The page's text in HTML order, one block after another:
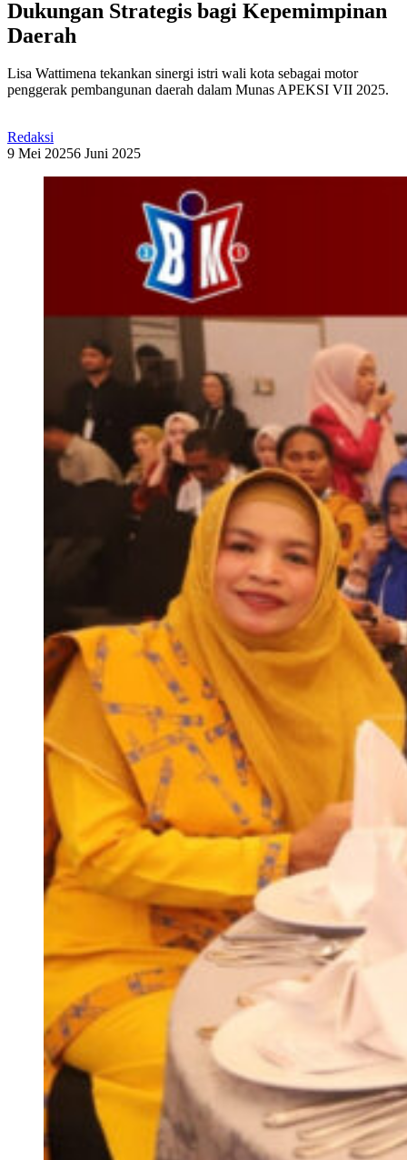
Dukungan Strategis bagi Kepemimpinan
Daerah
Lisa Wattimena tekankan sinergi istri wali kota sebagai motor
penggerak pembangunan daerah dalam Munas APEKSI VII 2025.
Redaksi
9 Mei 20256 Juni 2025